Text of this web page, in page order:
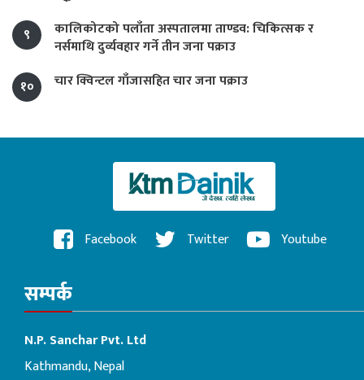
९
कालिकोटको पलाँता अस्पतालमा ताण्डव: चिकित्सक र
नर्समाथि दुर्व्यवहार गर्ने तीन जना पक्राउ
१०
चार क्विन्टल गाँजासहित चार जना पक्राउ
Facebook Twitter Youtube
सम्पर्क
N.P. Sanchar Pvt. Ltd
Kathmandu, Nepal